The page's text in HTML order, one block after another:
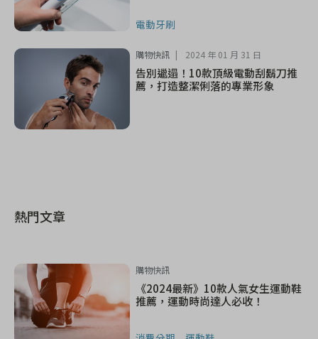
電動牙刷
購物快訊 2024 年 01 月 31 日
告別邋遢！10款頂級電動刮鬍刀推
薦，打造整潔俐落的專業形象
熱門文章
購物快訊
《2024最新》10款人氣女生運動鞋
推薦，運動時尚達人必收！